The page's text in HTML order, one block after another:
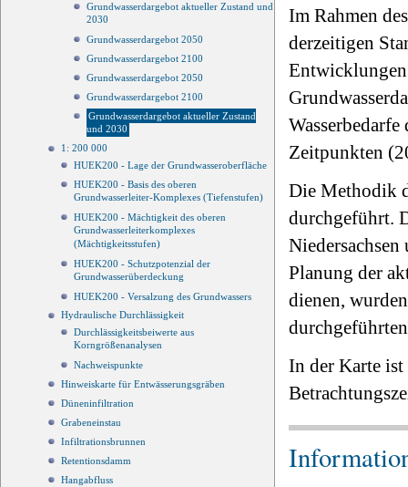
Grundwasserdargebot aktueller Zustand und
2030
Grundwasserdargebot 2050
Grundwasserdargebot 2100
Grundwasserdargebot 2050
Grundwasserdargebot 2100
Grundwasserdargebot aktueller Zustand
und 2030
1: 200 000
HUEK200 - Lage der Grundwasseroberfläche
HUEK200 - Basis des oberen
Grundwasserleiter-Komplexes (Tiefenstufen)
HUEK200 - Mächtigkeit des oberen
Grundwasserleiterkomplexes
(Mächtigkeitsstufen)
HUEK200 - Schutzpotenzial der
Grundwasserüberdeckung
HUEK200 - Versalzung des Grundwassers
Hydraulische Durchlässigkeit
Durchlässigkeitsbeiwerte aus
Korngrößenanalysen
Nachweispunkte
Hinweiskarte für Entwässerungsgräben
Düneninfiltration
Grabeneinstau
Infiltrationsbrunnen
Retentionsdamm
Hangabfluss
Im Rahmen
derzeitigen
Entwicklungen
Zeitpunkten
Die Methodik
durchgeführt.
Planung der
dienen,
In der Karte ist